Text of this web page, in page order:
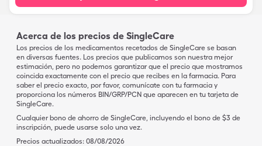
Acerca de los precios de SingleCare
Los precios de los medicamentos recetados de SingleCare se basan
en diversas fuentes. Los precios que publicamos son nuestra mejor
estimación, pero no podemos garantizar que el precio que mostramos
coincida exactamente con el precio que recibes en la farmacia. Para
saber el precio exacto, por favor, comunícate con tu farmacia y
proporciona los números BIN/GRP/PCN que aparecen en tu tarjeta de
SingleCare.
Cualquier bono de ahorro de SingleCare, incluyendo el bono de $3 de
inscripción, puede usarse solo una vez.
Precios actualizados: 08/08/2026